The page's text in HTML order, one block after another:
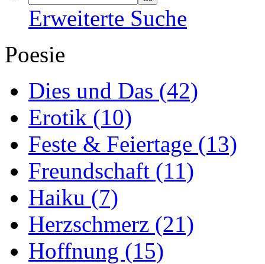
Erweiterte Suche
Poesie
Dies und Das (42)
Erotik (10)
Feste & Feiertage (13)
Freundschaft (11)
Haiku (7)
Herzschmerz (21)
Hoffnung (15)